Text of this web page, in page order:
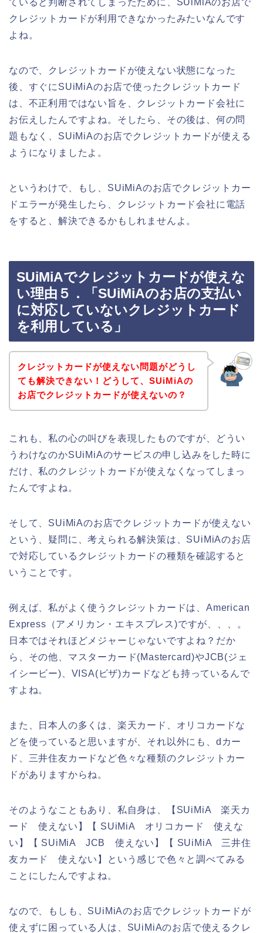
クレジットカードが利用できなかったみたいなんです
よね。
なので、クレジットカードが使えない状態になった
後、すぐにSUiMiAのお店で使ったクレジットカード
は、不正利用ではない旨を、クレジットカード会社に
お伝えしたんですよね。そしたら、その後は、何の問
題もなく、SUiMiAのお店でクレジットカードが使える
ようになりましたよ。
というわけで、もし、SUiMiAのお店でクレジットカー
ドエラーが発生したら、クレジットカード会社に電話
をすると、解決できるかもしれませんよ。
SUiMiAでクレジットカードが使えな
い理由５．「SUiMiAのお店の支払い
に対応していないクレジットカード
を利用している」
クレジットカードが使えない問題がどうし
ても解決できない！どうして、SUiMiAの
お店でクレジットカードが使えないの？
これも、私の心の叫びを表現したものですが、どうい
うわけなのかSUiMiAのサービスの申し込みをした時に
だけ、私のクレジットカードが使えなくなってしまっ
たんですよね。
そして、SUiMiAのお店でクレジットカードが使えない
という、疑問に、考えられる解決策は、SUiMiAのお店
で対応しているクレジットカードの種類を確認すると
いうことです。
例えば、私がよく使うクレジットカードは、American
Express（アメリカン・エキスプレス)ですが、、、。
日本ではそれほどメジャーじゃないですよね？だか
ら、その他、マスターカード(Mastercard)やJCB(ジェ
イシービー)、VISA(ビザ)カードなども持っているんで
すよね。
また、日本人の多くは、楽天カード、オリコカードな
どを使っていると思いますが、それ以外にも、dカー
ド、三井住友カードなど色々な種類のクレジットカー
ドがありますからね。
そのようなこともあり、私自身は、【SUiMiA 楽天カ
ード 使えない】【 SUiMiA オリコカード 使えな
い】【 SUiMiA JCB 使えない】【 SUiMiA 三井住
友カード 使えない】という感じで色々と調べてみる
ことにしたんですよね。
なので、もしも、SUiMiAのお店でクレジットカードが
使えずに困っている人は、SUiMiAのお店で使えるクレ